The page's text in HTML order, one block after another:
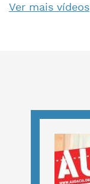
Ver mais vídeos